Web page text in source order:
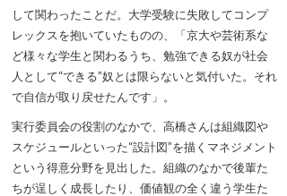
して関わったことだ。大学受験に失敗してコンプ
レックスを抱いていたものの、「京大や芸術系な
ど様々な学生と関わるうち、勉強できる奴が社会
人として“できる”奴とは限らないと気付いた。それ
で自信が取り戻せたんです」。
実行委員会の役割のなかで、高橋さんは組織図や
スケジュールといった“設計図”を描くマネジメント
という得意分野を見出した。組織のなかで後輩た
ちが逞しく成長したり、価値観の全く違う学生た